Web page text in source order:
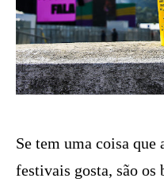
Se tem uma coisa que
festivais gosta, são